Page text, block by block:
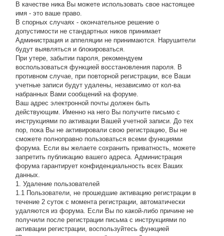
В качестве ника Вы можете использовать свое настоящее
имя - это ваше право.
В спорных случаях - окончательное решение о
допустимости не стандартных ников принимает
Администрация и аппеляции не принимаются. Нарушители
будут выявляться и блокироваться.
При утере, забытии пароля, рекомендуем
воспользоваться функцией восстановления пароля. В
противном случае, при повторной регистрации, все Ваши
учетные записи будут удалены, независимо от кол-ва
набранных Вами сообщений на форуме.
Ваш адрес электронной почты должен быть
действующим. Именно на него Вы получите письмо с
инструкциями по активации Вашей учетной записи. До тех
пор, пока Вы не активировали свою регистрацию, Вы не
сможете полноправно пользоваться всеми функциями
форума. Если вы желаете сохранить приватность, можете
запретить публикацию вашего адреса. Администрация
форума гарантирует конфиденциальность всех Ваших
данных.
1. Удаление пользователей
1.1 Пользователи, не прошедшие активацию регистрации в
течение 2 суток с момента регистрации, автоматически
удаляются из форума. Если Вы по какой-либо причине не
получили после регистрации письма с инструкциями по
активации регистрации, воспользуйтесь функцией